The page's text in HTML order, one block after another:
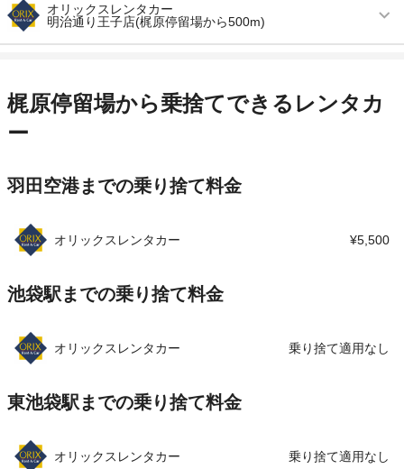
オリックスレンタカー
明治通り王子店(梶原停留場から500m)
アクセス 最寄り空港より徒歩で約9分（送迎なし）
この店舗でレンタカーを探す
梶原停留場から乗捨てできるレンタカ
ー
羽田空港までの乗り捨て料金
オリックスレンタカー ¥5,500
池袋駅までの乗り捨て料金
オリックスレンタカー 乗り捨て適用なし
東池袋駅までの乗り捨て料金
オリックスレンタカー 乗り捨て適用なし